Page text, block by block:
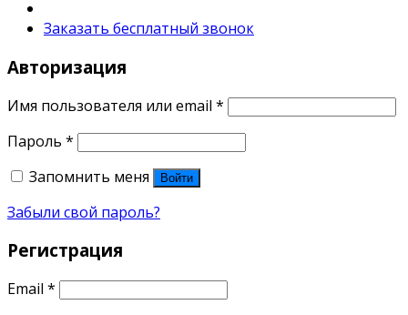
Заказать бесплатный звонок
Авторизация
Имя пользователя или email *
Пароль *
Запомнить меня
Войти
Забыли свой пароль?
Регистрация
Email *